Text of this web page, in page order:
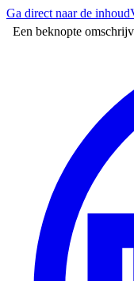
Ga direct naar de inhoud
Een beknopte